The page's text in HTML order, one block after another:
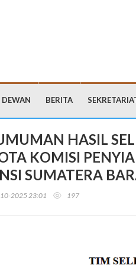
DEWAN BERITA
HASIL
KOMISI
SUMATERA
2025 23:01 197